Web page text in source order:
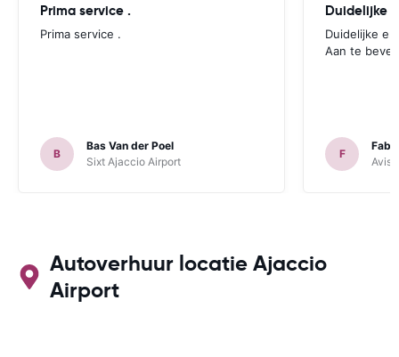
Prima service .
Prima service .
B
Bas Van der Poel
Sixt Ajaccio Airport
Duidelijke
Aan te
F
Avis
Autoverhuur locatie Ajaccio
Airport